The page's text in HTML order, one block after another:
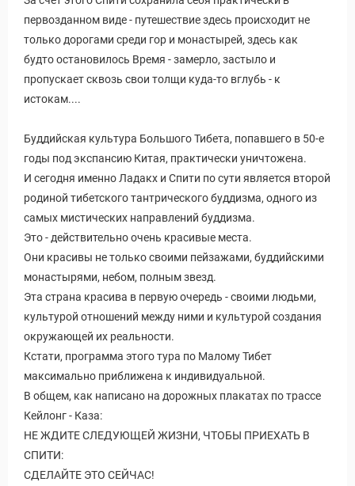
первозданном виде - путешествие здесь происходит не
только дорогами среди гор и монастырей, здесь как
будто остановилось Время - замерло, застыло и
пропускает сквозь свои толщи куда-то вглубь - к
истокам....
Буддийская культура Большого Тибета, попавшего в 50-е
годы под экспансию Китая, практически уничтожена.
И сегодня именно Ладакх и Спити по сути является второй
родиной тибетского тантрического буддизма, одного из
самых мистических направлений буддизма.
Это - действительно очень красивые места.
Они красивы не только своими пейзажами, буддийскими
монастырями, небом, полным звезд.
Эта страна красива в первую очередь - своими людьми,
культурой отношений между ними и культурой создания
окружающей их реальности.
Кстати, программа этого тура по Малому Тибет
максимально приближена к индивидуальной.
В общем, как написано на дорожных плакатах по трассе
Кейлонг - Каза:
НЕ ЖДИТЕ СЛЕДУЮЩЕЙ ЖИЗНИ, ЧТОБЫ ПРИЕХАТЬ В
СПИТИ:
СДЕЛАЙТЕ ЭТО СЕЙЧАС!